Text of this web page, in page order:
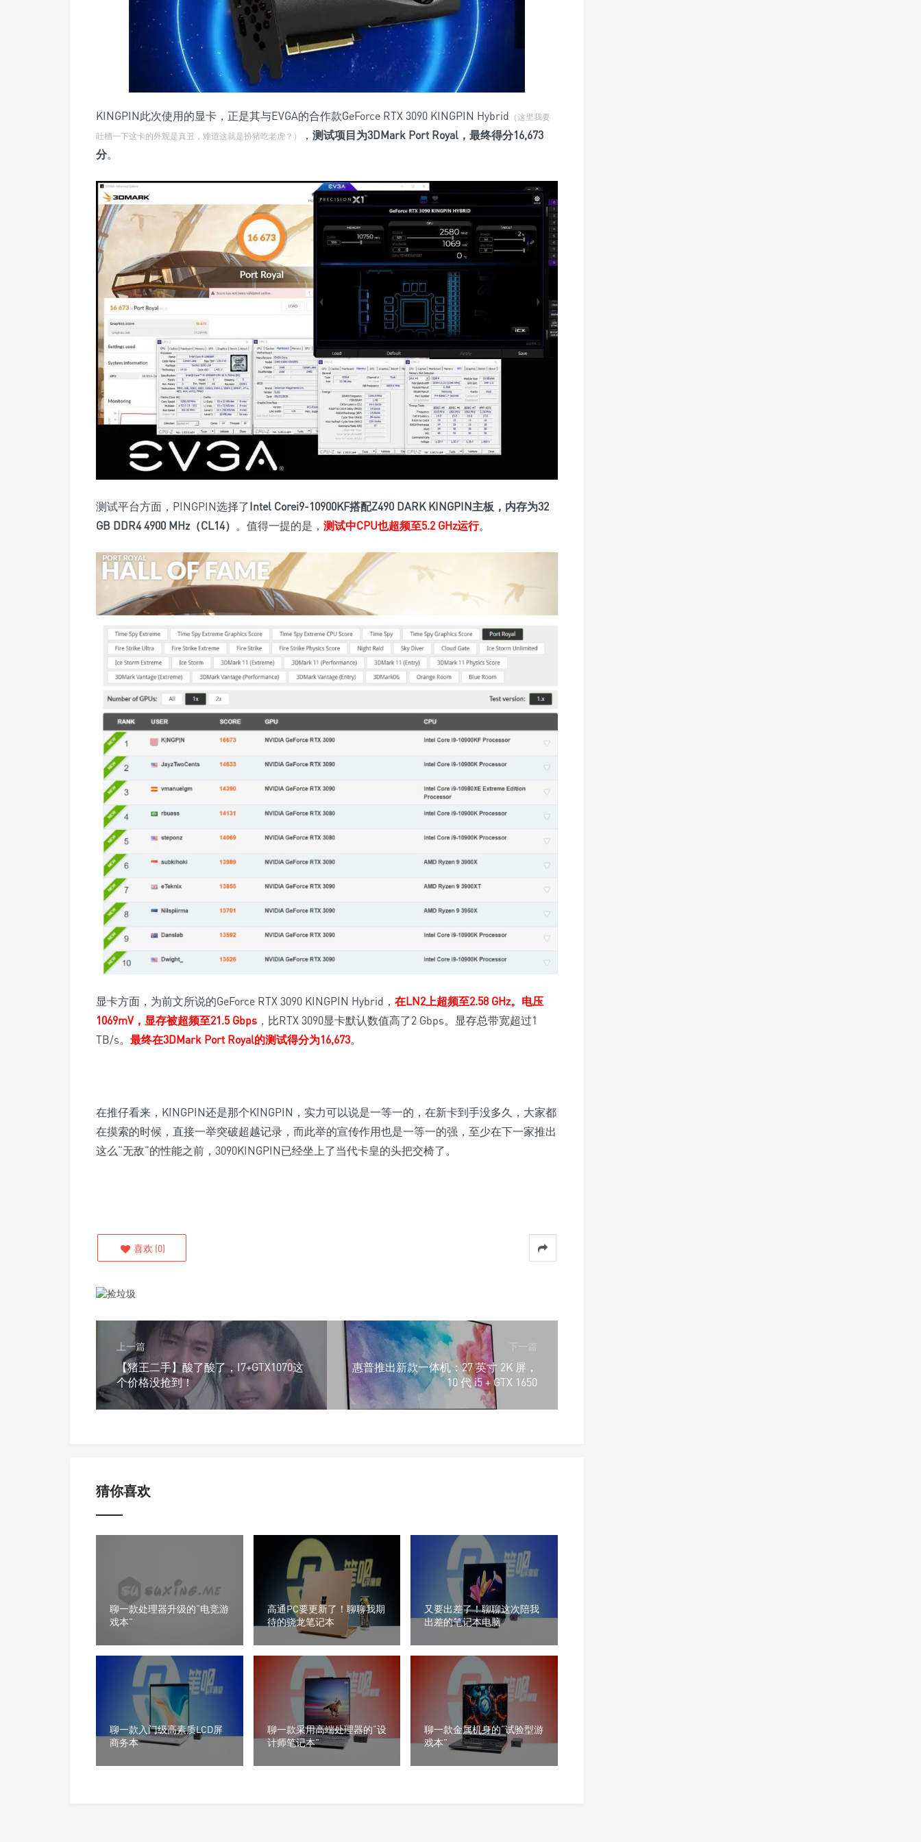
KINGPIN此次使用的显卡，正是其与EVGA的合作款GeForce RTX 3090 KINGPIN Hybrid （这里我要
吐槽一下这卡的外观是真丑，难道这就是扮猪吃老虎？）
， 测试项目为3DMark Port Royal，最终得分16,673
分。
测试平台方面，PINGPIN选择了Intel Corei9-10900KF搭配Z490 DARK KINGPIN主板，内存为32
GB DDR4 4900 MHz（CL14） 。值得一提的是， 测试中CPU也超频至5.2 GHz运行。
显卡方面，为前文所说的GeForce RTX 3090 KINGPIN Hybrid， 在LN2上超频至2.58 GHz。电压
1069mV，显存被超频至21.5 Gbps ，比RTX 3090显卡默认数值高了2 Gbps。显存总带宽超过1
TB/s。 最终在3DMark Port Royal的测试得分为16,673。
在推仔看来，KINGPIN还是那个KINGPIN，实力可以说是一等一的，在新卡到手没多久，大家都
在摸索的时候，直接一举突破超越记录，而此举的宣传作用也是一等一的强，至少在下一家推出
这么“无敌”的性能之前，3090KINGPIN已经坐上了当代卡皇的头把交椅了。
喜欢 (0)
上一篇
【猪王二手】酸了酸了，I7+GTX1070这
个价格没抢到！
下一篇
惠普推出新款一体机：27 英寸 2K 屏，
10 代 i5 + GTX 1650
猜你喜欢
聊一款处理器升级的“电竞游
戏本”
高通PC要更新了！聊聊我期
待的骁龙笔记本
又要出差了！聊聊这次陪我
出差的笔记本电脑
聊一款入门级高素质LCD屏
商务本
聊一款采用高端处理器的“设
计师笔记本”
聊一款金属机身的“试验型游
戏本”